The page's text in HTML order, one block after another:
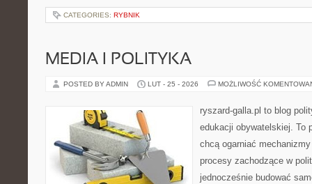
CATEGORIES: RYBNIK
MEDIA I POLITYKA
POSTED BY ADMIN LUT - 25 - 2026 MOŻLIWOŚĆ
ryszard-galla.pl to blog
edukacji obywatelskiej. To
chcą ogarniać
procesy zachodzące w
jednocześnie budować